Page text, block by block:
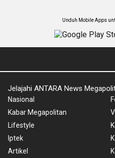
Unduh Mobile Apps
Jelajahi ANTARA News
Nasional
Kabar Megapolitan
Lifestyle
Iptek
Artikel